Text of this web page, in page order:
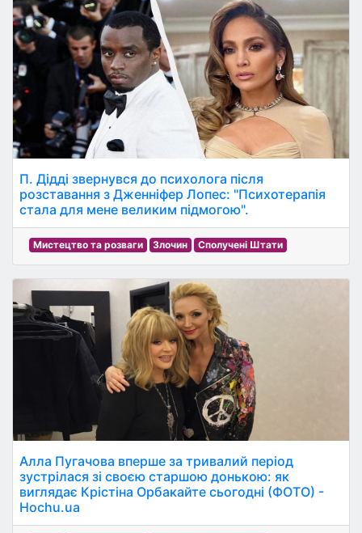
П. Дідді звернувся до психолога після
розставання з Дженніфер Лопес: "Психотерапія
стала для мене великим підмогою".
Мистецтво та розваги Злочин Сполучені Штати
Алла Пугачова вперше за тривалий період
зустрілася зі своєю старшою донькою: як
виглядає Крістіна Орбакайте сьогодні (ФОТО) -
Hochu.ua